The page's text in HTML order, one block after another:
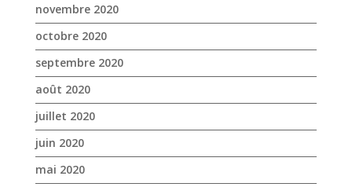
novembre 2020
octobre 2020
septembre 2020
août 2020
juillet 2020
juin 2020
mai 2020